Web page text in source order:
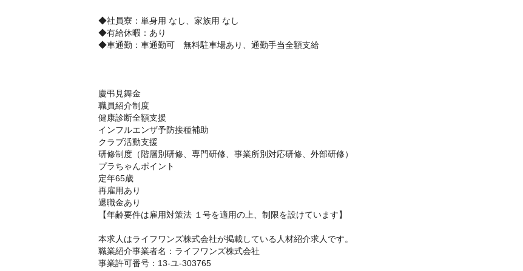
◆社員寮：単身用 なし、家族用 なし
◆有給休暇：あり
◆車通勤：車通勤可 無料駐車場あり、通勤手当全額支給
慶弔見舞金
職員紹介制度
健康診断全額支援
インフルエンザ予防接種補助
クラブ活動支援
研修制度（階層別研修、専門研修、事業所別対応研修、外部研修）
プラちゃんポイント
定年65歳
再雇用あり
退職金あり
【年齢要件は雇用対策法 １号を適用の上、制限を設けています】
本求人はライフワンズ株式会社が掲載している人材紹介求人です。
職業紹介事業者名：ライフワンズ株式会社
事業許可番号：13-ユ-303765